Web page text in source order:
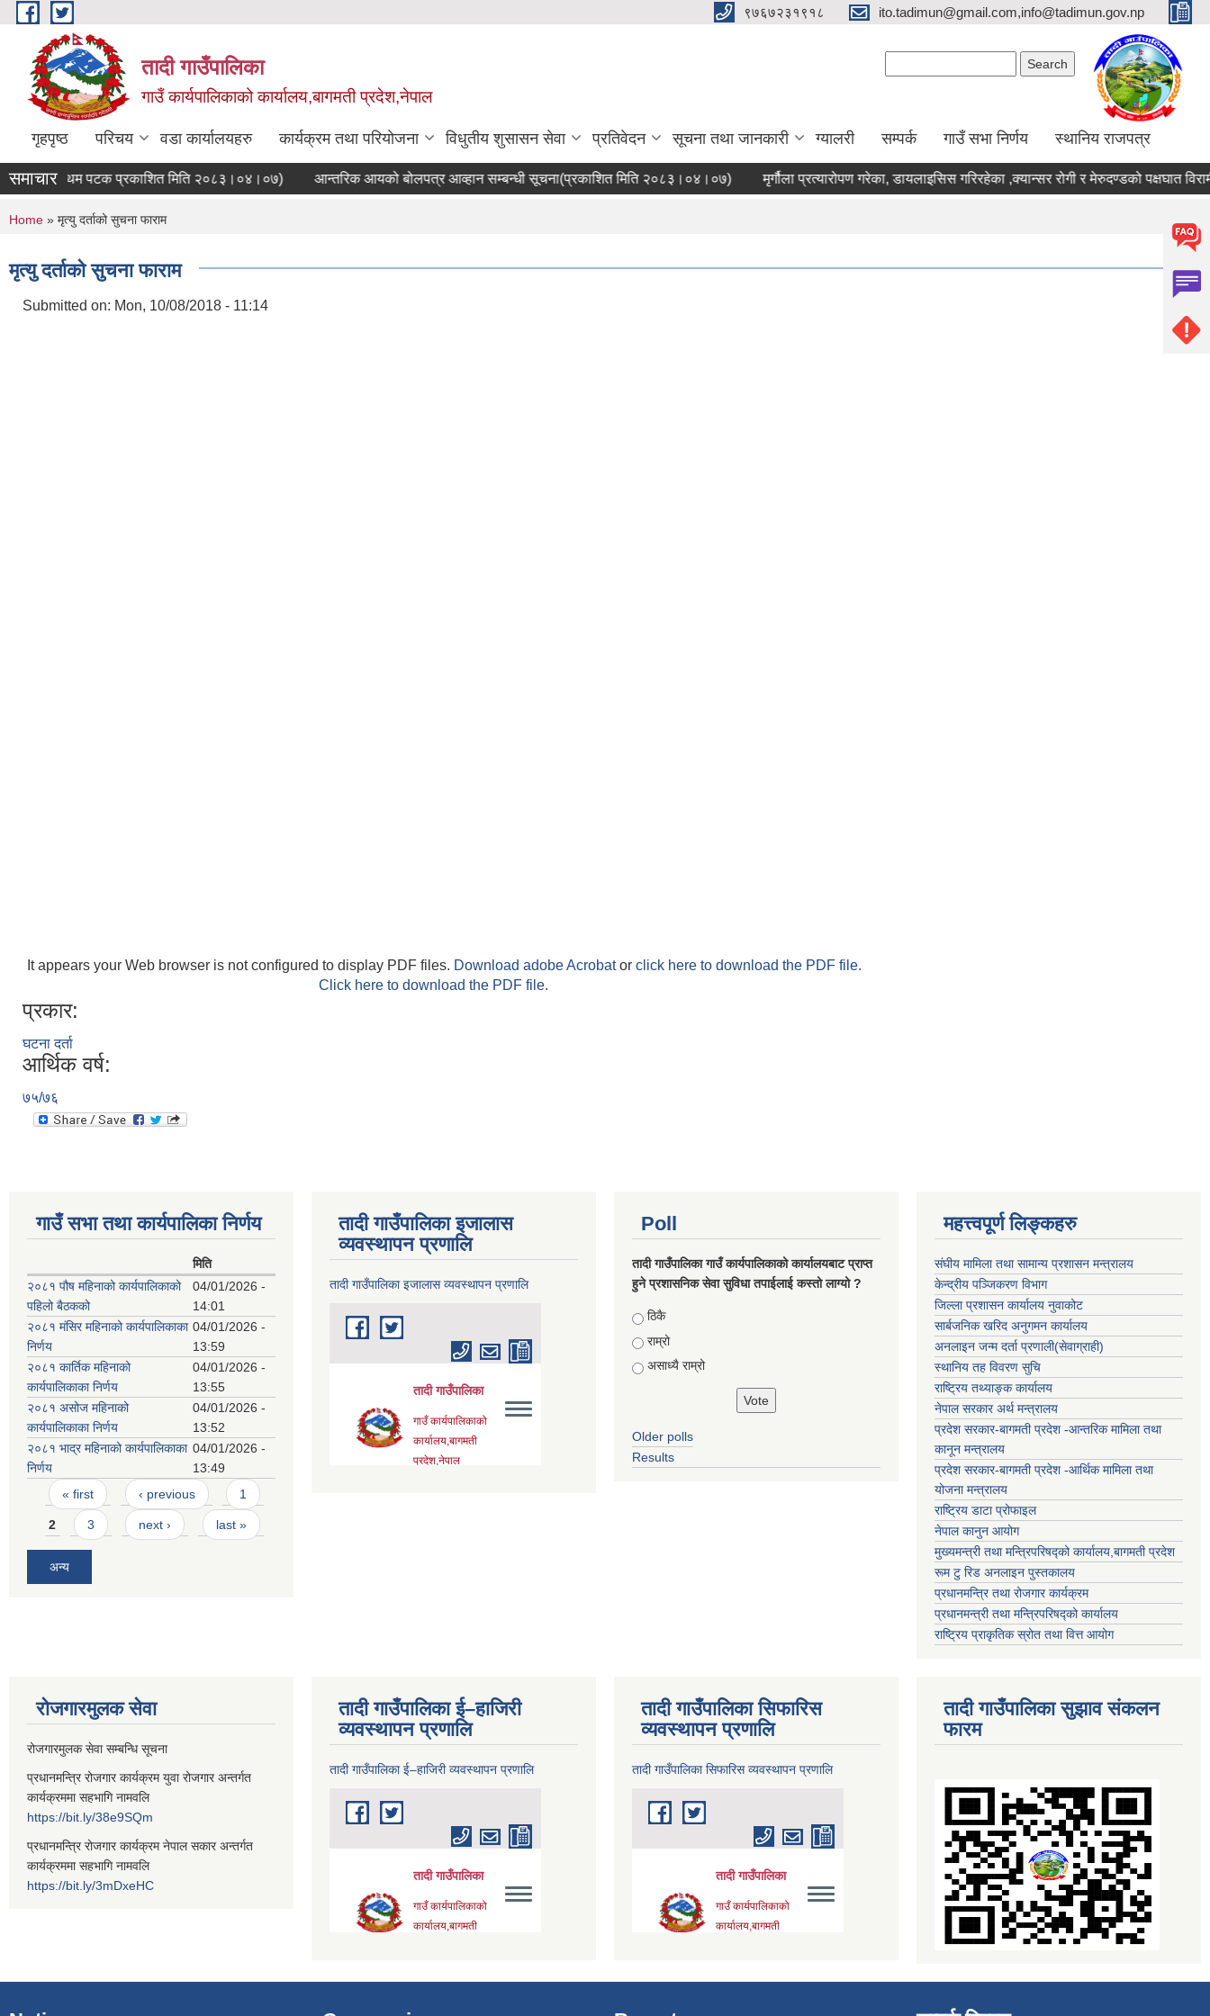
Skip to main content ९७६७२३१९१८ ito.tadimun@gmail.com,info@tadimun.gov.np
तादी गाउँपालिका
गाउँ कार्यपालिकाको कार्यालय,बागमती प्रदेश,नेपाल
गृहपृष्ठ परिचय वडा कार्यालयहरु कार्यक्रम तथा परियोजना विधुतीय शुसासन सेवा प्रतिवेदन सूचना तथा जानकारी ग्यालरी सम्पर्क गाउँ सभा निर्णय स्थानिय राजपत्र
समाचार
सूचना(प्रथम पटक प्रकाशित मिति २०८३।०४।०७) आन्तरिक आयको बोलपत्र आव्हान सम्बन्धी सूचना(प्रकाशित मिति २०८३।०४।०७) मृर्गौला प्रत्यारोपण गरेका, डायलाइसिस गरिरहेका ,क्यान्सर रोगी र मेरुदण्डको पक्षघात
You are here
Home » मृत्यु दर्ताको सुचना फाराम
मृत्यु दर्ताको सुचना फाराम
Submitted on: Mon, 10/08/2018 - 11:14
It appears your Web browser is not configured to display PDF files. Download adobe Acrobator click here to download the PDF file.
Click here to download the PDF file.
प्रकार:
घटना दर्ता
आर्थिक वर्ष:
७५/७६
गाउँ सभा तथा कार्यपालिका निर्णय
मिति
२०८१ पौष महिनाको कार्यपालिकाको
पहिलो बैठकको
04/01/2026 -
14:01
२०८१ मंसिर महिनाको कार्यपालिकाका
निर्णय
04/01/2026 -
13:59
२०८१ कार्तिक महिनाको
कार्यपालिकाका निर्णय
04/01/2026 -
13:55
२०८१ असोज महिनाको
कार्यपालिकाका निर्णय
04/01/2026 -
13:52
२०८१ भाद्र महिनाको कार्यपालिकाका
निर्णय
04/01/2026 -
13:49
Pages
« first ‹ previous 1
2 3 next › last »
अन्य
तादी गाउँपालिका इजालास
व्यवस्थापन प्रणालि
तादी गाउँपालिका इजालास व्यवस्थापन प्रणालि
Poll
तादी गाउँपालिका गाउँ कार्यपालिकाको कार्यालयबाट प्राप्त
हुने प्रशासनिक सेवा सुविधा तपाईलाई कस्तो लाग्यो ?
Choices
ठिकै
राम्रो
असाध्यै राम्रो
Older polls
Results
महत्त्वपूर्ण लिङ्कहरु
संघीय मामिला तथा सामान्य प्रशासन मन्त्रालय
केन्द्रीय पञ्जिकरण विभाग
जिल्ला प्रशासन कार्यालय नुवाकोट
सार्बजनिक खरिद अनुगमन कार्यालय
अनलाइन जन्म दर्ता प्रणाली(सेवाग्राही)
स्थानिय तह विवरण सुचि
राष्ट्रिय तथ्याङ्क कार्यालय
नेपाल सरकार अर्थ मन्त्रालय
प्रदेश सरकार-बागमती प्रदेश -आन्तरिक मामिला तथा
कानून मन्त्रालय
प्रदेश सरकार-बागमती प्रदेश -आर्थिक मामिला तथा
योजना मन्त्रालय
राष्ट्रिय डाटा प्रोफाइल
नेपाल कानुन आयोग
मुख्यमन्त्री तथा मन्त्रिपरिषद्को कार्यालय,बागमती प्रदेश
रूम टु रिड अनलाइन पुस्तकालय
प्रधानमन्त्रि तथा रोजगार कार्यक्रम
प्रधानमन्त्री तथा मन्त्रिपरिषद्को कार्यालय
राष्ट्रिय प्राकृतिक स्रोत तथा वित्त आयोग
रोजगारमुलक सेवा
रोजगारमुलक सेवा सम्बन्धि सूचना
प्रधानमन्त्रि रोजगार कार्यक्रम युवा रोजगार अन्तर्गत
कार्यक्रममा सहभागि नामवलि
https://bit.ly/38e9SQm
प्रधानमन्त्रि रोजगार कार्यक्रम नेपाल सकार अन्तर्गत
कार्यक्रममा सहभागि नामवलि
https://bit.ly/3mDxeHC
तादी गाउँपालिका ई–हाजिरी
व्यवस्थापन प्रणालि
तादी गाउँपालिका ई–हाजिरी व्यवस्थापन प्रणालि
तादी गाउँपालिका सिफारिस
व्यवस्थापन प्रणालि
तादी गाउँपालिका सिफारिस व्यवस्थापन प्रणालि
तादी गाउँपालिका सुझाव संकलन
फारम